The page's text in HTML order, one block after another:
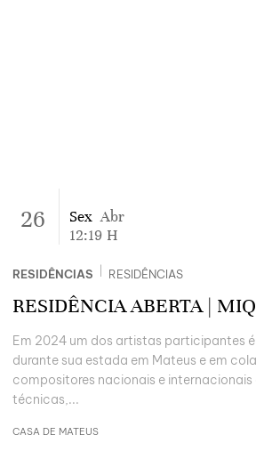
26 Sex Abr
12:19 H
RESIDÊNCIAS RESIDÊNCIAS
RESIDÊNCIA ABERTA |
Em 2024 um dos artistas participantes
durante sua estada em Mateus e em
compositores nacionais e internacionais
técnicas,...
CASA DE MATEUS